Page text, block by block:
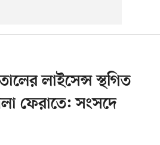
লাইসেন্স স্থগিত
ফেরাতে: সংসদে